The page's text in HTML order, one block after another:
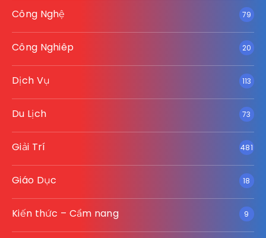
Công Nghệ 79
Công Nghiêp 20
Dịch Vụ 113
Du Lịch 73
Giải Trí 481
Giáo Dục 18
Kiến thức – Cẩm nang 9